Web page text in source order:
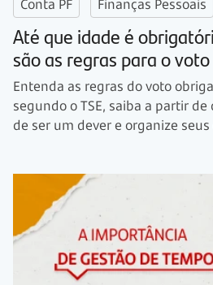
Conta PF Finanças Pessoais
Até que idade é
são as regras para o
Entenda as regras do voto
segundo o TSE, saiba a partir
de ser um dever e organize